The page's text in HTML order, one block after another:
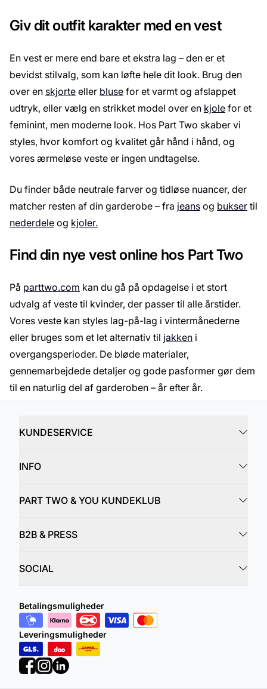
Giv dit outfit karakter med en vest
En vest er mere end bare et ekstra lag – den er et
bevidst stilvalg, som kan løfte hele dit look. Brug den
over en skjorte eller bluse for et varmt og afslappet
udtryk, eller vælg en strikket model over en kjole for et
feminint, men moderne look. Hos Part Two skaber vi
styles, hvor komfort og kvalitet går hånd i hånd, og
vores ærmeløse veste er ingen undtagelse.
Du finder både neutrale farver og tidløse nuancer, der
matcher resten af din garderobe – fra jeans og bukser til
nederdele og kjoler.
Find din nye vest online hos Part Two
På parttwo.com kan du gå på opdagelse i et stort
udvalg af veste til kvinder, der passer til alle årstider.
Vores veste kan styles lag-på-lag i vintermånederne
eller bruges som et let alternativ til jakken i
overgangsperioder. De bløde materialer,
gennemarbejdede detaljer og gode pasformer gør dem
til en naturlig del af garderoben – år efter år.
KUNDESERVICE
INFO
PART TWO & YOU KUNDEKLUB
B2B & PRESS
SOCIAL
Betalingsmuligheder
Leveringsmuligheder